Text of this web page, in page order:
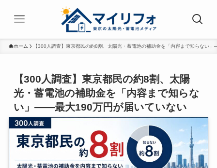
ホーム 【300人調査】東京都民の約8割、太陽光・蓄電池の補助金を「内容まで知らない
【300人調査】東京都民の約8割、太陽
光・蓄電池の補助金を「内容まで知らな
い」——最大190万円が届いていない